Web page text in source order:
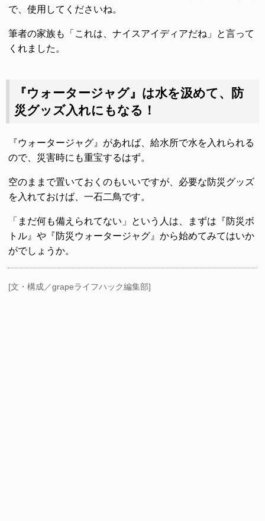
で、使用してくださいね。
筆者の家族も「これは、ナイスアイディアだね」と言って
くれました。
『ウォータージャグ』は水を汲めて、防
災グッズ入れにもなる！
『ウォータージャグ』があれば、給水所で水を入れられる
ので、災害時にも重宝するはず。
空のままで置いておくのもいいですが、必要な防災グッズ
を入れておけば、一石二鳥です。
「まだ何も備えられてない」という人は、まずは『防災ボ
トル』や『防災ウォータージャグ』から始めてみてはいか
がでしょうか。
[文・構成／grapeライフハック編集部]